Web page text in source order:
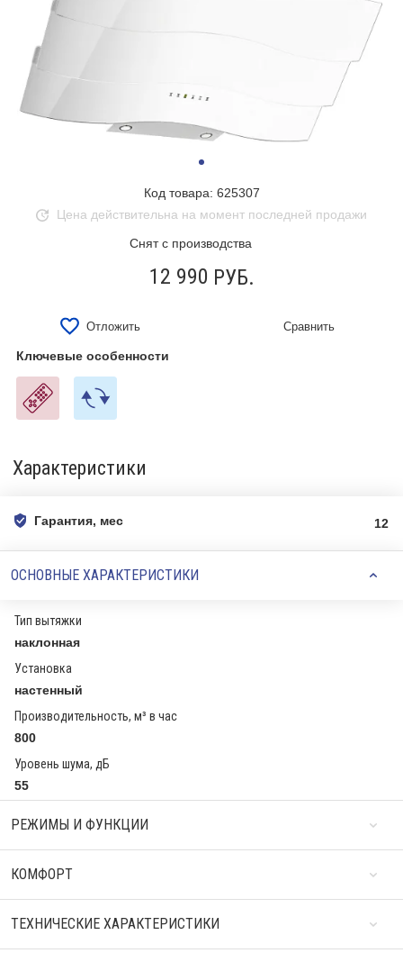
Код товара: 625307
Снят с производства
Цена действительна на момент последней продажи
12 990 РУБ.
Отложить Сравнить
Ключевые особенности
Характеристики
Гарантия, мес 12
ОСНОВНЫЕ ХАРАКТЕРИСТИКИ
Тип вытяжки
наклонная
Установка
настенный
Производительность, м³ в час
800
Уровень шума, дБ
55
РЕЖИМЫ И ФУНКЦИИ
КОМФОРТ
ТЕХНИЧЕСКИЕ ХАРАКТЕРИСТИКИ